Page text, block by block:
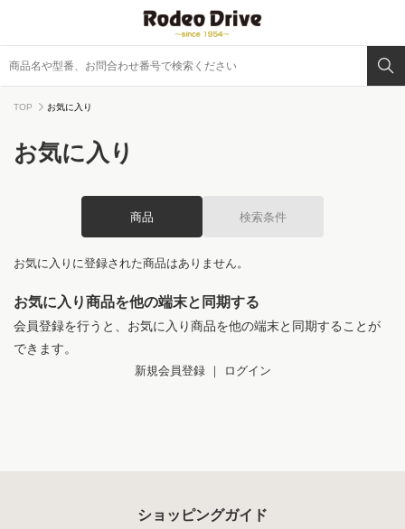
TOP お気に入り
お気に入り
商品 検索条件
お気に入りに登録された商品はありません。
お気に入り商品を他の端末と同期する
会員登録を行うと、お気に入り商品を他の端末と同期することが
できます。
新規会員登録｜ ログイン
ショッピングガイド